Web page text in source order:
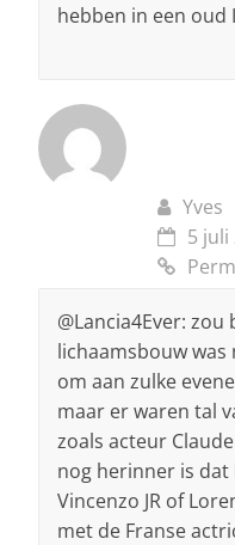
hebben in een oud
Yves
5 juli
@Lancia4Ever:
lichaamsbouw
om aan zulke
maar er waren tal
zoals acteur
nog herinner is dat
Vincenzo JR of
met de Franse